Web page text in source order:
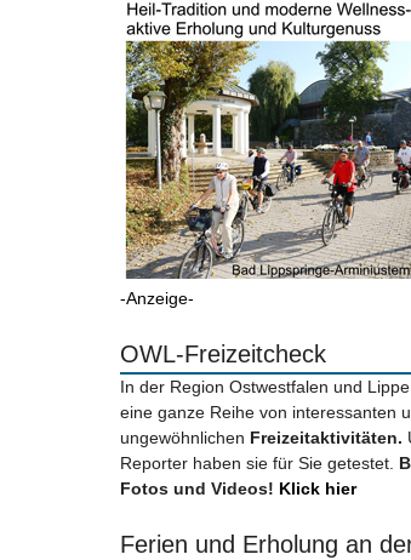
-Anzeige-
OWL-Freizeitcheck
In der Region Ostwestfalen und
eine ganze Reihe von interessanten
ungewöhnlichen Freizeitaktivitäten.
Reporter haben sie für Sie getestet.
Fotos und Videos! Klick hier
Ferien und Erholung an